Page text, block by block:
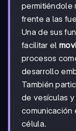
permitiéndole
frente a las
Una de sus
facilitar el
procesos
desarrollo
También
de vesículas
comunicación
célula.